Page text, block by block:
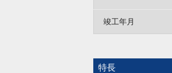
竣工年月
特長